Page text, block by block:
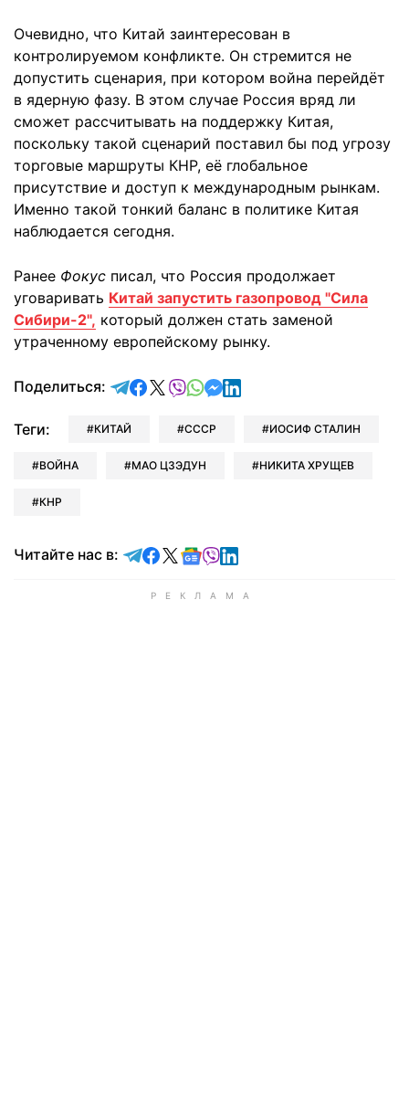
Очевидно, что Китай заинтересован в
контролируемом конфликте. Он стремится не
допустить сценария, при котором война перейдёт
в ядерную фазу. В этом случае Россия вряд ли
сможет рассчитывать на поддержку Китая,
поскольку такой сценарий поставил бы под угрозу
торговые маршруты КНР, её глобальное
присутствие и доступ к международным рынкам.
Именно такой тонкий баланс в политике Китая
наблюдается сегодня.
Ранее Фокус писал, что Россия продолжает
уговаривать Китай запустить газопровод "Сила
Сибири-2", который должен стать заменой
утраченному европейскому рынку.
Поделиться: отправить в Telegram
поделиться в Facebook
поделиться в X
отправить в Viber
отправить в Whatsapp
отправить в Messenger
отправить в LinkedIn
Теги: КИТАЙ СССР ИОСИФ СТАЛИН
ВОЙНА МАО ЦЗЭДУН НИКИТА ХРУЩЕВ
КНР
Читайте нас в: Читайте в Telegram
Читайте в Facebook
Читайте в X
Читайте в Google news
Читайте в Viber
Читайте в LinkedIn